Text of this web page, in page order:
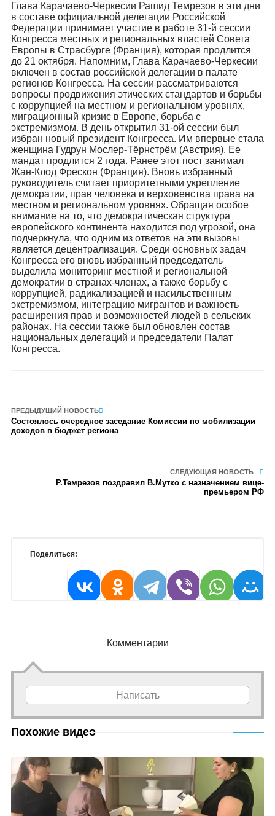
Глава Карачаево-Черкесии Рашид Темрезов в эти дни
в составе официальной делегации Российской
Федерации принимает участие в работе 31-й сессии
Конгресса местных и региональных властей Совета
Европы в Страсбурге (Франция), которая продлится
до 21 октября. Напомним, Глава Карачаево-Черкесии
включен в состав российской делегации в палате
регионов Конгресса. На сессии рассматриваются
вопросы продвижения этических стандартов и борьбы
с коррупцией на местном и региональном уровнях,
миграционный кризис в Европе, борьба с
экстремизмом. В день открытия 31-ой сессии был
избран новый президент Конгресса. Им впервые стала
женщина Гудрун Мослер-Тёрнстрём (Австрия). Ее
мандат продлится 2 года. Ранее этот пост занимал
Жан-Клод Фрескон (Франция). Вновь избранный
руководитель считает приоритетными укрепление
демократии, прав человека и верховенства права на
местном и региональном уровнях. Обращая особое
внимание на то, что демократическая структура
европейского континента находится под угрозой, она
подчеркнула, что одним из ответов на эти вызовы
является децентрализация. Среди основных задач
Конгресса его вновь избранный председатель
выделила мониторинг местной и региональной
демократии в странах-членах, а также борьбу с
коррупцией, радикализацией и насильственным
экстремизмом, интеграцию мигрантов и важность
расширения прав и возможностей людей в сельских
районах. На сессии также был обновлен состав
национальных делегаций и председатели Палат
Конгресса.
ПРЕДЫДУЩИЙ НОВОСТЬ
Состоялось очередное заседание Комиссии по мобилизации
доходов в бюджет региона
СЛЕДУЮЩАЯ НОВОСТЬ
Р.Темрезов поздравил В.Мутко с назначением вице-
премьером РФ
Поделиться:
Комментарии
Написать
Похожие видео